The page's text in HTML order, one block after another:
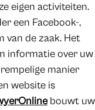
eigen activiteiten.
een Facebook-,
van de zaak. Het
informatie over uw
manier
website is
bouwt uw